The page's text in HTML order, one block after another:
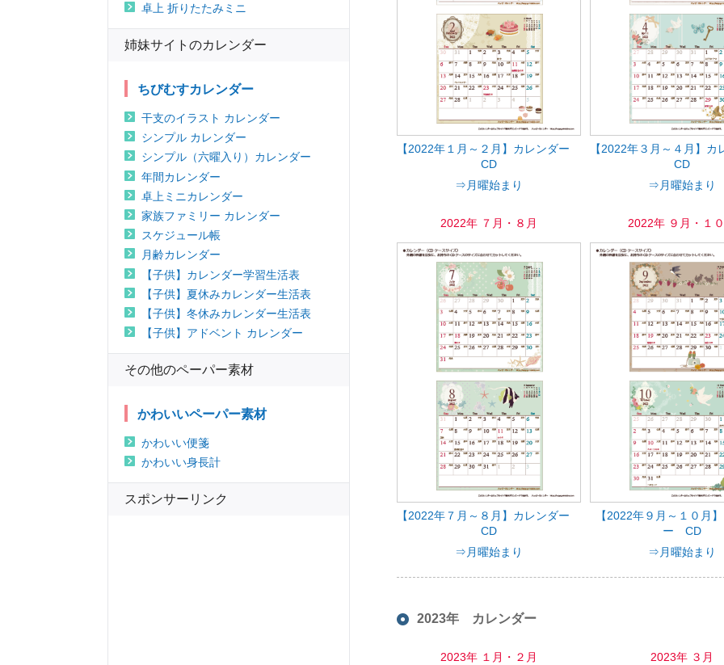
【2022年１月～２月】カレンダー
CD
⇒月曜始まり
【2022年３月～４月】
CD
⇒月曜始まり
2022年 ７月・８月
【2022年７月～８月】カレンダー
CD
⇒月曜始まり
2022年 ９月・１
【2022年９月～１０月
ー CD
⇒月曜始まり
2023年 カレンダー
2023年 １月・２月 2023年 ３月
卓上 折りたたみミニ
姉妹サイトのカレンダー
ちびむすカレンダー
干支のイラスト カレンダー
シンプル カレンダー
シンプル（六曜入り）カレンダー
年間カレンダー
卓上ミニカレンダー
家族ファミリー カレンダー
スケジュール帳
月齢カレンダー
【子供】カレンダー学習生活表
【子供】夏休みカレンダー生活表
【子供】冬休みカレンダー生活表
【子供】アドベント カレンダー
その他のペーパー素材
かわいいペーパー素材
かわいい便箋
かわいい身長計
スポンサーリンク